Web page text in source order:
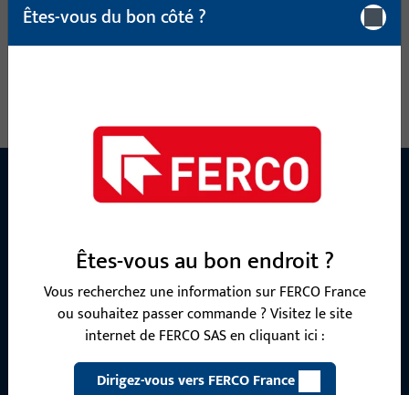
Goujon de verrouillage, largeur totale 37,5 mm, hauteur /
Nous sommes à votre disposition !
Notre équipe de service après-vente se tient à votre
disposition pour répondre à toutes vos questions concernant
nos produits, applications et projets. N'hésitez pas à nous
contacter par téléphone ou par e-mail.
Êtes-vous du bon côté ?
Êtes-vous au bon endroit ?
Vous recherchez une information sur FERCO France
ou souhaitez passer commande ? Visitez le site
internet de FERCO SAS en cliquant ici :
Dirigez-vous vers FERCO France